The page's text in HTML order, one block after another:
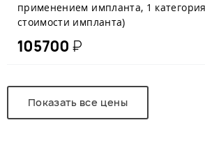
применением импланта, 1
стоимости импланта)
105700 ₽
Показать все цены